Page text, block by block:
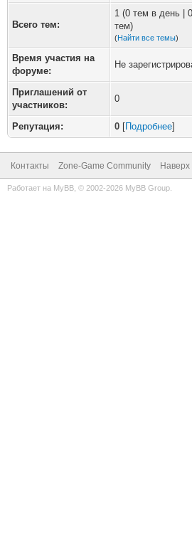
Всего тем:
1 (0 тем в день |
тем)
(Найти все темы)
Время участия на
форуме:
Не
Приглашений от
участников:
0
Репутация: 0 [Подробнее]
Контакты Zone-Game Community Наверх
Работает на MyBB , © 2002-2026 MyBB Group